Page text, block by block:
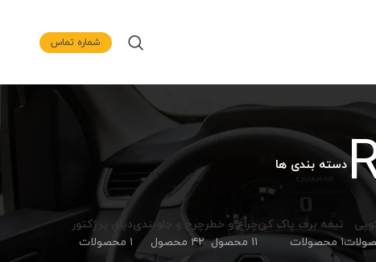
شماره تماس
دسته بندی ها
تیغه برف پاک کن
۱ محصولات
چراغ و خطر
۱۱ محصول
چرخ و جلوبندی
۴۲ محصول
دپاق پرژکتور
۱ محصولات